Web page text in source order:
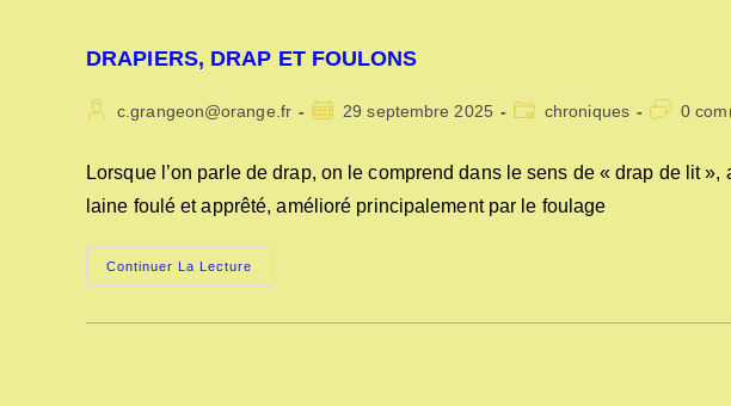
DRAPIERS, DRAP ET FOULONS
Auteur/autrice
publication :
c.grangeon@orange.fr
Publication
29 septembre 2025
Postchroniques 0
Lorsque l’on parle de drap, on le comprend dans le sens de « drap de lit
laine foulé et apprêté, amélioré principalement par le foulage
Continuer La Lecture
DRAP